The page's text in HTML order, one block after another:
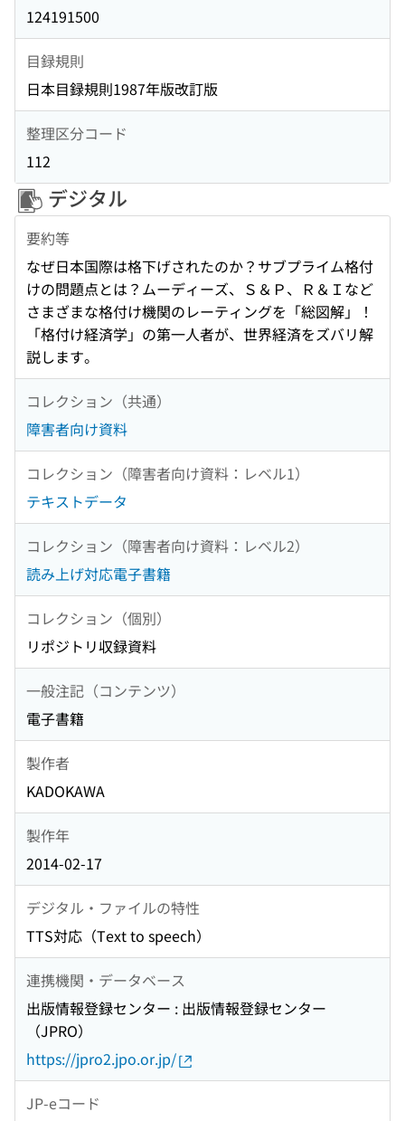
124191500
目録規則
日本目録規則1987年版改訂版
整理区分コード
112
デジタル
要約等
なぜ日本国際は格下げされたのか？サブプライム格付
けの問題点とは？ムーディーズ、Ｓ＆Ｐ、Ｒ＆Ｉなど
さまざまな格付け機関のレーティングを「総図解」！
「格付け経済学」の第一人者が、世界経済をズバリ解
説します。
コレクション（共通）
障害者向け資料
コレクション（障害者向け資料：レベル1）
テキストデータ
コレクション（障害者向け資料：レベル2）
読み上げ対応電子書籍
コレクション（個別）
リポジトリ収録資料
一般注記（コンテンツ）
電子書籍
製作者
KADOKAWA
製作年
2014-02-17
デジタル・ファイルの特性
TTS対応（Text to speech）
連携機関・データベース
出版情報登録センター : 出版情報登録センター
（JPRO）
https://jpro2.jpo.or.jp/
JP-eコード